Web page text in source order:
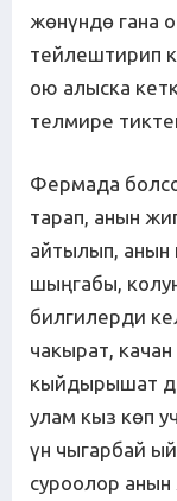
жөнүндө гана
тейлештирип
ою алыска
телмире
Фермада
тарап, анын
айтылып,
шыңгабы,
билгилерди
чакырат,
кыйдырышат
улам кыз көп
үн чыгарбай
суроолор